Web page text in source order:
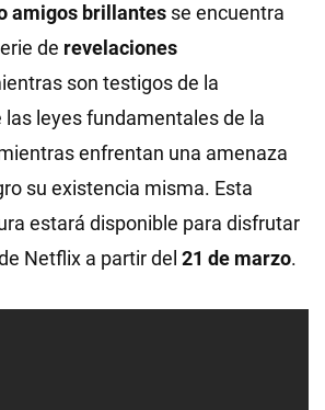
amigos brillantes se encuentra
de revelaciones
son testigos de la
leyes fundamentales de la
enfrentan una amenaza
su existencia misma. Esta
estará disponible para disfrutar
Netflix a partir del 21 de marzo.